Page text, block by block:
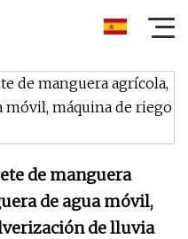
de manguera
de agua móvil,
de lluvia